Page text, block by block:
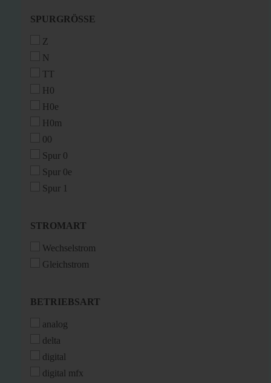
SPURGRÖSSE
SPURGRÖSSE
Z
N
TT
H0
H0e
H0m
00
Spur 0
Spur 0e
Spur 1
STROMART
STROMART
Wechselstrom
Gleichstrom
BETRIEBSART
BETRIEBSART
analog
delta
digital
digital mfx